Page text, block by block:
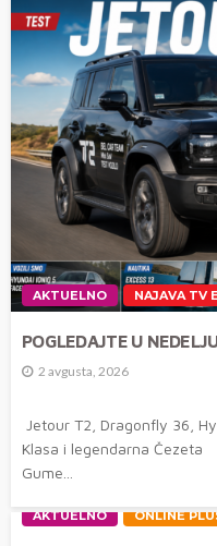
AKTUELNO NAJAVA TV
POGLEDAJTE U
2 avgusta, 2026
Jetour T2, Dragonfly 36,
Klasa i legendarna
Gume...
AKTUELNO ONLINE